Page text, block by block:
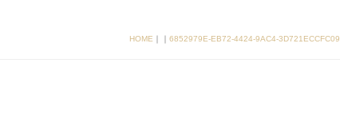
HOME ｜ ｜ 6852979E-EB72-4424-9AC4-3D721ECCFC09